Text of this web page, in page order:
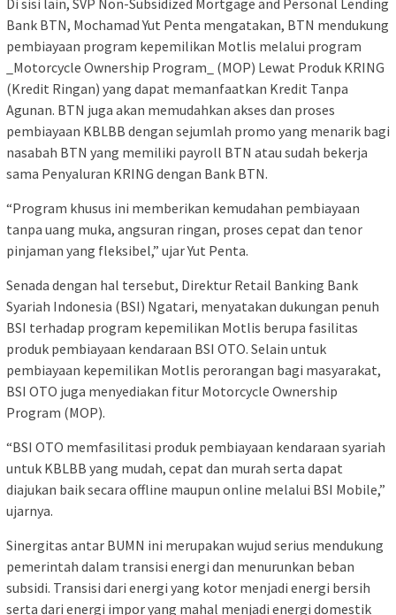
Bank BTN, Mochamad Yut Penta mengatakan, BTN mendukung
pembiayaan program kepemilikan Motlis melalui program
_Motorcycle Ownership Program_ (MOP) Lewat Produk KRING
(Kredit Ringan) yang dapat memanfaatkan Kredit Tanpa
Agunan. BTN juga akan memudahkan akses dan proses
pembiayaan KBLBB dengan sejumlah promo yang menarik bagi
nasabah BTN yang memiliki payroll BTN atau sudah bekerja
sama Penyaluran KRING dengan Bank BTN.
“Program khusus ini memberikan kemudahan pembiayaan
tanpa uang muka, angsuran ringan, proses cepat dan tenor
pinjaman yang fleksibel,” ujar Yut Penta.
Senada dengan hal tersebut, Direktur Retail Banking Bank
Syariah Indonesia (BSI) Ngatari, menyatakan dukungan penuh
BSI terhadap program kepemilikan Motlis berupa fasilitas
produk pembiayaan kendaraan BSI OTO. Selain untuk
pembiayaan kepemilikan Motlis perorangan bagi masyarakat,
BSI OTO juga menyediakan fitur Motorcycle Ownership
Program (MOP).
“BSI OTO memfasilitasi produk pembiayaan kendaraan syariah
untuk KBLBB yang mudah, cepat dan murah serta dapat
diajukan baik secara offline maupun online melalui BSI Mobile,”
ujarnya.
Sinergitas antar BUMN ini merupakan wujud serius mendukung
pemerintah dalam transisi energi dan menurunkan beban
subsidi. Transisi dari energi yang kotor menjadi energi bersih
serta dari energi impor yang mahal menjadi energi domestik